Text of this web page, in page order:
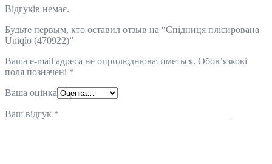
Відгуків немає.
Будьте первым, кто оставил отзыв на “Спідниця плісирована
Uniqlo (470922)”
Ваша e-mail адреса не оприлюднюватиметься. Обов’язкові
поля позначені *
Ваша оцінка
Ваш відгук *